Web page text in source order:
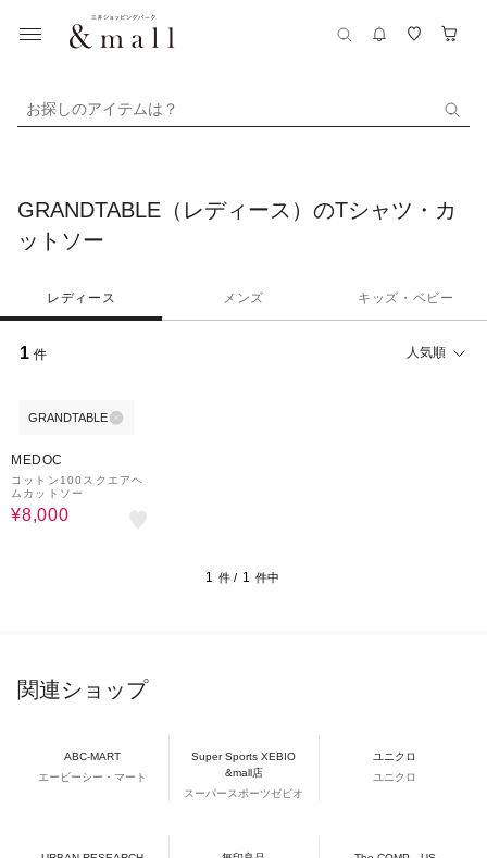
お探しのアイテムは？
GRANDTABLE（レディース）のTシャツ・カ
ットソー
レディース メンズ キッズ・ベビー
1 件 人気順
GRANDTABLE
MEDOC
コットン100スクエアヘ
ムカットソー
¥8,000
1 件 / 1 件中
関連ショップ
ABC-MART
エービーシー・マート
Super Sports XEBIO
&mall店
スーパースポーツゼビオ
ユニクロ
ユニクロ